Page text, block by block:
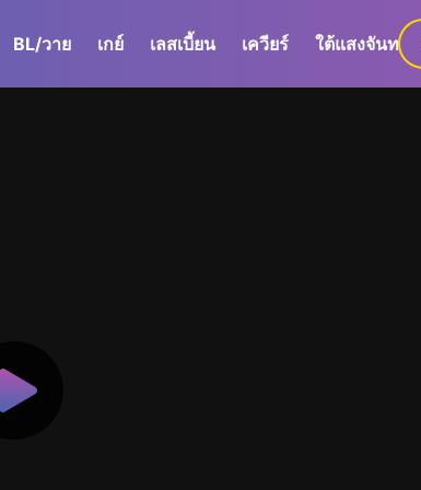
BL/วาย เกย์ เลสเบี้ยน เควียร์ ใต้แสงจันทร์